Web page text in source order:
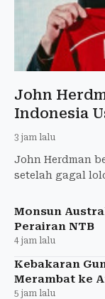
John
Indonesia
3 jam lalu
John Herdman
setelah gagal
Monsun
Perairan NTB
4 jam lalu
Kebakaran
Merambat ke
5 jam lalu